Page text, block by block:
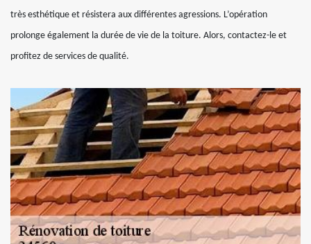
très esthétique et résistera aux différentes agressions. L’opération
prolonge également la durée de vie de la toiture. Alors, contactez-le et
profitez de services de qualité.